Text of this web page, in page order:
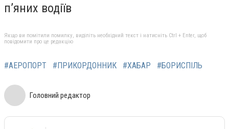
п’яних водіїв
Якщо ви помітили помилку, виділіть необхідний текст і натисніть Ctrl + Enter, щоб
повідомити про це редакцію
#АЕРОПОРТ #ПРИКОРДОННИК #ХАБАР #БОРИСПІЛЬ
Головний редактор